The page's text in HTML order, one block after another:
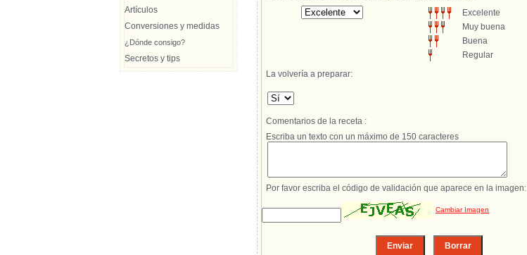
Artículos
Conversiones y medidas
¿Dónde consigo?
Secretos y tips
Excelente
Muy buena
Buena
Regular
La volvería a preparar:
Comentarios de la receta :
Escriba un texto con un máximo de 150 caracteres
Por favor escriba el código de validación que aparece en la imagen:
Cambiar Imagen